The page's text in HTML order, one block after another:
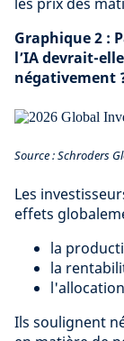
Graphique 2 :
l’IA devrait-
négativement
Source : Schroders
Les
effets
la
la
Ils soulignent